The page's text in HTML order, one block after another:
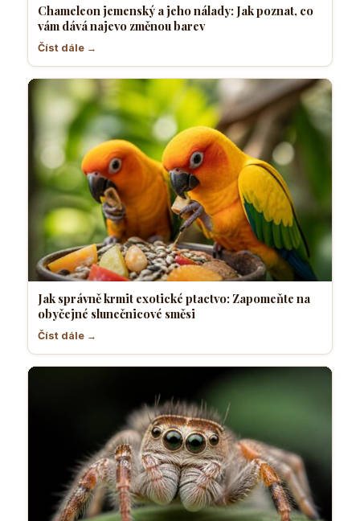
Chameleon jemenský a jeho nálady: Jak poznat, co
vám dává najevo změnou barev
Číst dále →
Jak správně krmit exotické ptactvo: Zapomeňte na
obyčejné slunečnicové směsi
Číst dále →